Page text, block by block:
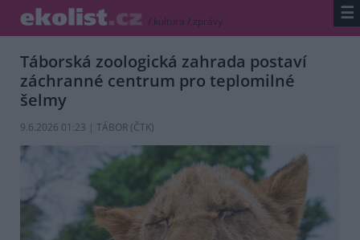
/ kultura / zprávy ☰
Táborská zoologická zahrada postaví
záchranné centrum pro teplomilné
šelmy
9.6.2026 01:23 | TÁBOR (ČTK)